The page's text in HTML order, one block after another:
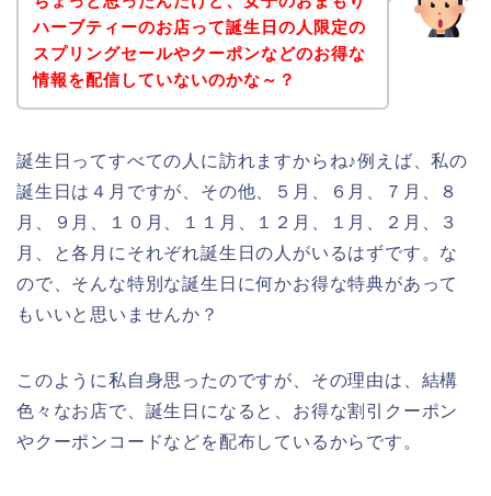
ハーブティーのお店って誕生日の人限定の
スプリングセールやクーポンなどのお得な
情報を配信していないのかな～？
誕生日ってすべての人に訪れますからね♪例えば、私の
誕生日は４月ですが、その他、５月、６月、７月、８
月、９月、１０月、１１月、１２月、１月、２月、３
月、と各月にそれぞれ誕生日の人がいるはずです。な
ので、そんな特別な誕生日に何かお得な特典があって
もいいと思いませんか？
このように私自身思ったのですが、その理由は、結構
色々なお店で、誕生日になると、お得な割引クーポン
やクーポンコードなどを配布しているからです。